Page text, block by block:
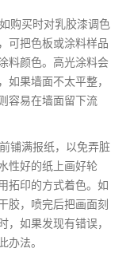
买时对乳胶漆调色
可把色板或涂料样品
料颜色。高光涂料会
果墙面不太平整，
容易在墙面留下流
满报纸，以免弄脏
性好的纸上画好轮
拓印的方式着色。如
胶，喷完后把画面刻
如果发现有错误，
此办法。